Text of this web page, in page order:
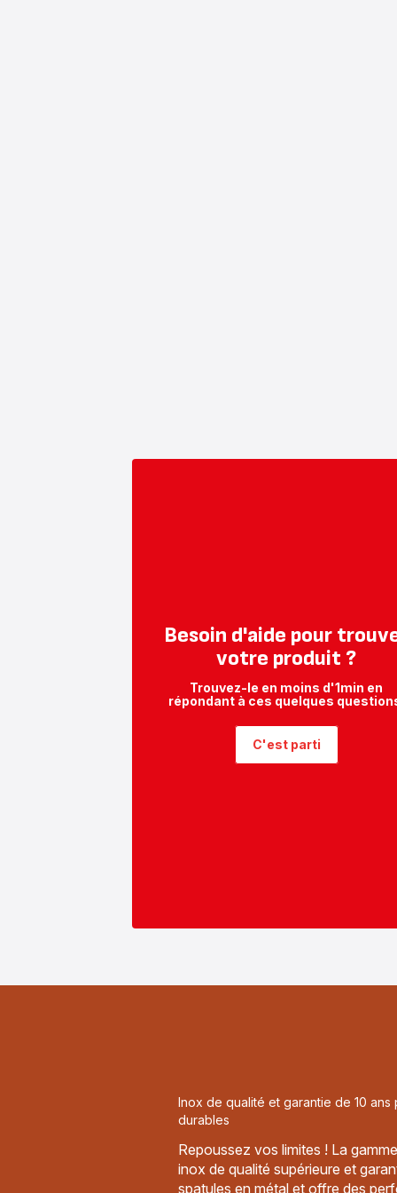
Besoin d'aide pour
votre produit ?
Trouvez-le en moins d'1min en
répondant à ces quelques
C'est parti
Inox de qualité et garantie de 10
durables
Repoussez vos limites ! La
inox de qualité supérieure et
spatules en métal et offre des